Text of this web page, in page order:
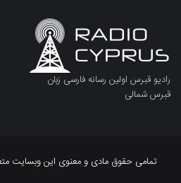
رادیو قبرس اولین رسانه فارسی زبان
قبرس شمالی
تمامی حقوق مادی و معنوی این وبسایت